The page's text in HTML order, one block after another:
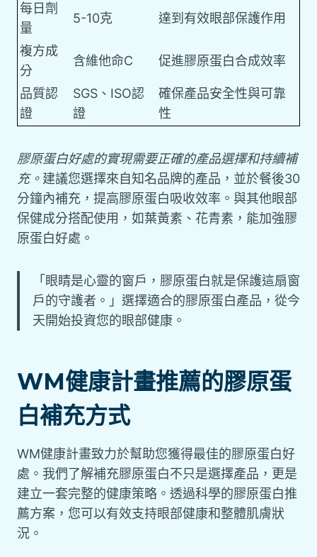
每日劑
量
5-10克 達到有效眼部保護作用
複方成
分
含維他命C 促進膠原蛋白合成效率
品質認
證
SGS、ISO認
證
確保產品安全性與可靠
性
膠原蛋白好處的實現需要正確的產品選擇和持續補
充。 建議您選擇來自知名品牌的產品，並於餐後30
分鐘內補充，提高膠原蛋白吸收效率。與其他眼部
保健成分搭配使用，如葉黃素、花青素，能加強膠
原蛋白好處。
「眼睛是心靈的窗戶，膠原蛋白就是保護這扇窗
戶的守護者。」選擇適合的膠原蛋白產品，從今
天開始投資您的眼部健康。
WM健康計畫推薦的膠原蛋
白補充方式
WM健康計畫致力於幫助您獲得最佳的膠原蛋白好
處。我們了解補充膠原蛋白不只是選擇產品，更是
建立一套完整的健康策略。透過科學的膠原蛋白推
薦方案，您可以有效支持眼部健康和整體肌膚狀
況。